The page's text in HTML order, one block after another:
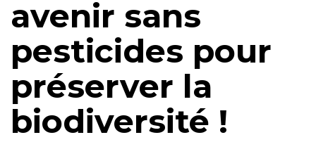
avenir sans
pesticides pour
préserver la
biodiversité !